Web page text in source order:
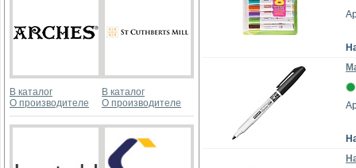
В каталог
О производителе
В каталог
О производителе